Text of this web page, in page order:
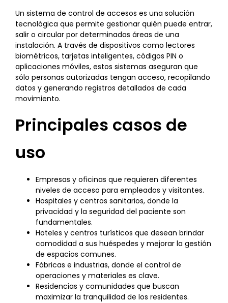
Un sistema de control de accesos es una solución
tecnológica que permite gestionar quién puede entrar,
salir o circular por determinadas áreas de una
instalación. A través de dispositivos como lectores
biométricos, tarjetas inteligentes, códigos PIN o
aplicaciones móviles, estos sistemas aseguran que
sólo personas autorizadas tengan acceso, recopilando
datos y generando registros detallados de cada
movimiento.
Principales casos de
uso
Empresas y oficinas que requieren diferentes
niveles de acceso para empleados y visitantes.
Hospitales y centros sanitarios, donde la
privacidad y la seguridad del paciente son
fundamentales.
Hoteles y centros turísticos que desean brindar
comodidad a sus huéspedes y mejorar la gestión
de espacios comunes.
Fábricas e industrias, donde el control de
operaciones y materiales es clave.
Residencias y comunidades que buscan
maximizar la tranquilidad de los residentes.